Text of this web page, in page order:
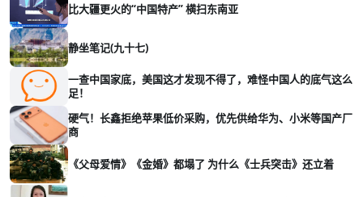
比大疆更火的“中国特产” 横扫东南亚
静坐笔记(九十七)
一查中国家底，美国这才发现不得了，难怪中国人的底气这么
足！
硬气！长鑫拒绝苹果低价采购，优先供给华为、小米等国产厂
商
《父母爱情》《金婚》都塌了 为什么《士兵突击》还立着